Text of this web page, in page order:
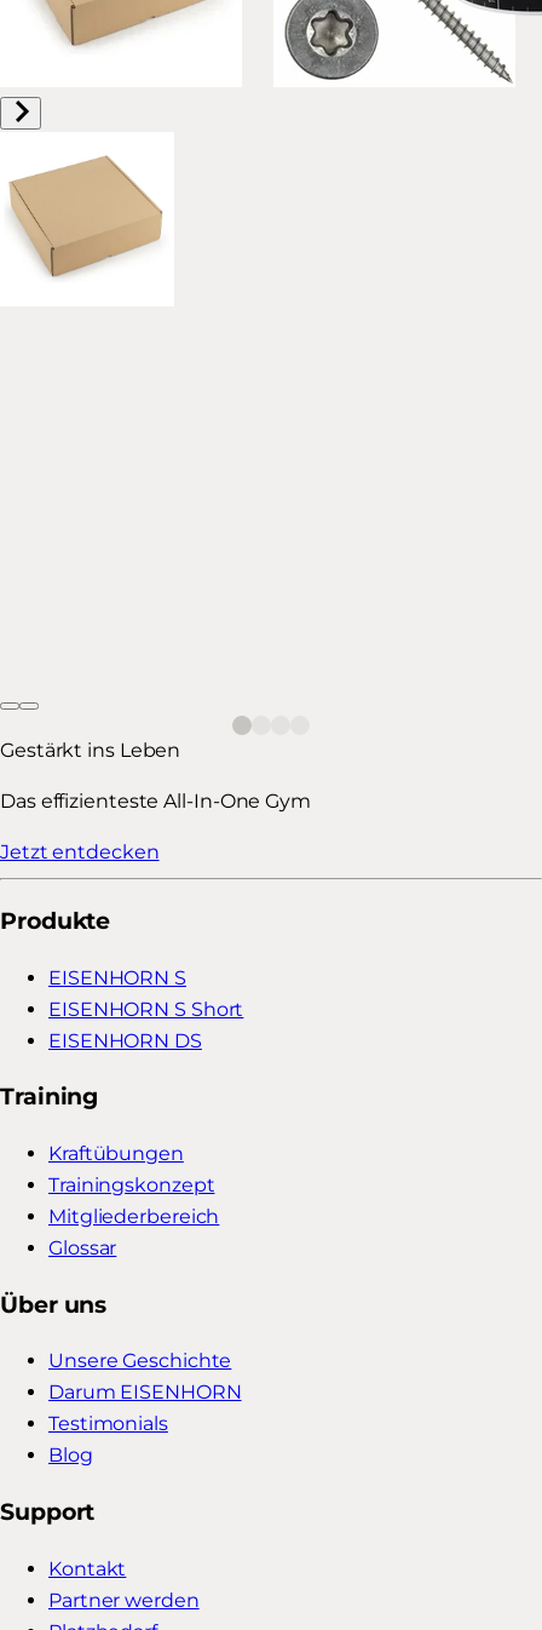
Gestärkt ins Leben
Das effizienteste All-In-One Gym
Jetzt entdecken
Produkte
EISENHORN S
EISENHORN S Short
EISENHORN DS
Training
Kraftübungen
Trainingskonzept
Mitgliederbereich
Glossar
Über uns
Unsere Geschichte
Darum EISENHORN
Testimonials
Blog
Support
Kontakt
Partner werden